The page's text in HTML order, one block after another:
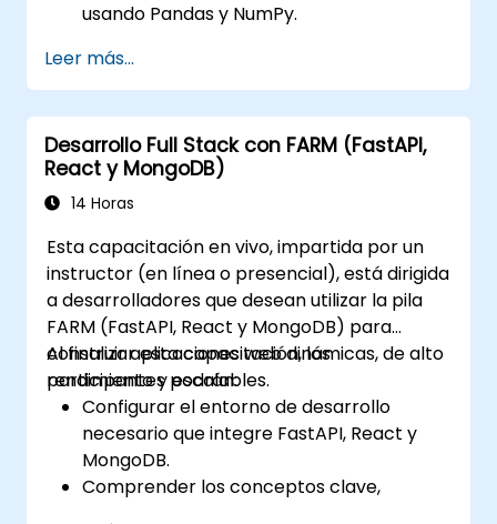
usando Pandas y NumPy.
limpieza, ordenamiento y filtrado de
datos.
Realizar operaciones de agregación y
analizar datos de series temporales.
Visualizar datos utilizando Matplotlib y
otras bibliotecas de visualización.
de datos.
Leer más...
Desarrollo Full Stack con FARM (FastAPI,
React y MongoDB)
14 Horas
Esta capacitación en vivo, impartida por un
instructor (en línea o presencial), está dirigida
a desarrolladores que desean utilizar la pila
FARM (FastAPI, React y MongoDB) para
construir aplicaciones web dinámicas, de alto
rendimiento y escalables.
Al finalizar esta capacitación, los
participantes podrán:
Configurar el entorno de desarrollo
necesario que integre FastAPI, React y
MongoDB.
Comprender los conceptos clave,